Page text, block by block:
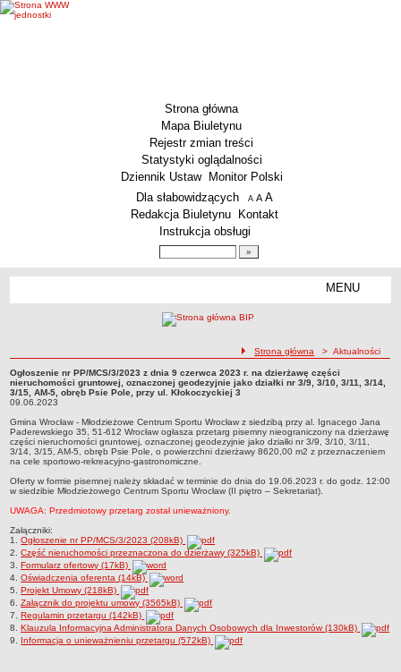
Strona główna
Mapa Biuletynu
Rejestr zmian treści
Statystyki oglądalności
Dziennik Ustaw
Monitor Polski
Menu dodatkowe
Dla słabowidzących A pomniejsz czcionkę
A standardowy rozmiar czcionki
A
Redakcja Biuletynu
Kontakt
Instrukcja obsługi
MENU
KSeF – wystawianie faktur dla MCS Wrocław
Status prawny
Struktura organizacyjna
Kierownictwo
Działalność
Dokumenty organizacyjne
Majątek
Przyjmowanie i załatwianie spraw
Archiwum postępowań
Praca
RODO
Kontrole
ścieżka nawigacji
Strona główna > Aktualności
Ogłoszenie nr PP/MCS/3/2023 z dnia 9 czerwca 2023 r. na dzierżawę części
nieruchomości gruntowej, oznaczonej geodezyjnie jako działki nr 3/9, 3/10, 3/11,
3/14, 3/15, AM-5, obręb Psie Pole, przy ul. Kłokoczyckiej 309.06.2023
Ogłoszenie nr PP/MCS/3/2023 z dnia 9 czerwca 2023 r. na dzierżawę części
nieruchomości gruntowej, oznaczonej geodezyjnie jako działki nr 3/9, 3/10, 3/11, 3/14,
3/15, AM-5, obręb Psie Pole, przy ul. Kłokoczyckiej 3
09.06.2023
Gmina Wrocław - Młodzieżowe Centrum Sportu Wrocław z siedzibą przy al. Ignacego Jana
Paderewskiego 35, 51-612 Wrocław ogłasza przetarg pisemny nieograniczony na dzierżawę
części nieruchomości gruntowej, oznaczonej geodezyjnie jako działki nr 3/9, 3/10, 3/11,
3/14, 3/15, AM-5, obręb Psie Pole, o powierzchni dzierżawy 8620,00 m2 z przeznaczeniem
na cele sportowo-rekreacyjno-gastronomiczne.
Oferty w formie pisemnej należy składać w terminie do dnia do 19.06.2023 r. do godz. 12:00
w siedzibie Młodzieżowego Centrum Sportu Wrocław (II piętro – Sekretariat).
UWAGA: Przedmiotowy przetarg został unieważniony.
Załączniki:
1.Ogłoszenie nr PP/MCS/3/2023 (208kB)
2.Część nieruchomości przeznaczona do dzierżawy (325kB)
3.Formularz ofertowy (17kB)
4.Oświadczenia oferenta (14kB)
5.Projekt Umowy (218kB)
6.Załącznik do projektu umowy (3565kB)
7.Regulamin przetargu (142kB)
8.Klauzula Informacyjna Administratora Danych Osobowych dla Inwestorów (130kB)
9. Informacja o unieważnieniu przetargu (572kB)